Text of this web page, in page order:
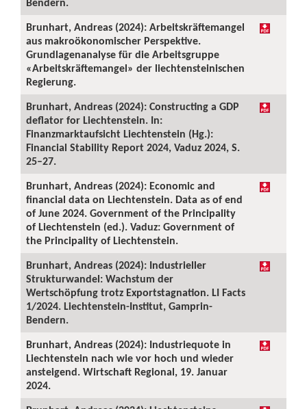
Brunhart, Andreas (2024): Arbeitskräftemangel
aus makroökonomischer Perspektive.
Grundlagenanalyse für die Arbeitsgruppe
«Arbeitskräftemangel» der liechtensteinischen
Regierung.
Brunhart, Andreas (2024): Constructing a GDP
deflator for Liechtenstein. In:
Finanzmarktaufsicht Liechtenstein (Hg.):
Financial Stability Report 2024, Vaduz 2024, S.
25–27.
Brunhart, Andreas (2024): Economic and
financial data on Liechtenstein. Data as of end
of June 2024. Government of the Principality
of Liechtenstein (ed.). Vaduz: Government of
the Principality of Liechtenstein.
Brunhart, Andreas (2024): Industrieller
Strukturwandel: Wachstum der
Wertschöpfung trotz Exportstagnation. LI Facts
1/2024. Liechtenstein-Institut, Gamprin-
Bendern.
Brunhart, Andreas (2024): Industriequote in
Liechtenstein nach wie vor hoch und wieder
ansteigend. Wirtschaft Regional, 19. Januar
2024.